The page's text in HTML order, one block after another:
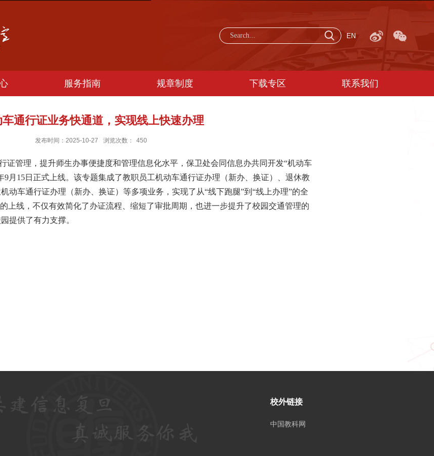
EN
服务指南 规章制度 下载专区 联系我们
通行证业务快通道，实现线上快速办理
发布时间：2025-10-27 浏览次数： 450
管理，提升师生办事便捷度和管理信息化水平，保卫处会同信息办共同开发“机动车
9月15日正式上线。该专题集成了教职员工机动车通行证办理（新办、换证）、退休教
动车通行证办理（新办、换证）等多项业务，实现了从“线下跑腿”到“线上办理”的全
上线，不仅有效简化了办证流程、缩短了审批周期，也进一步提升了校园交通管理的
提供了有力支撑。
校外链接
中国教科网